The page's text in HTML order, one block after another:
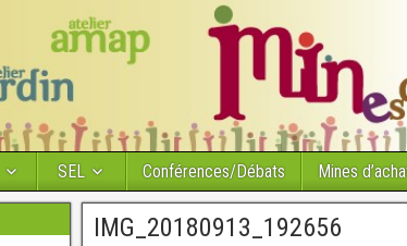
SEL Conférences/Débats Mines
IMG_20180913_192656